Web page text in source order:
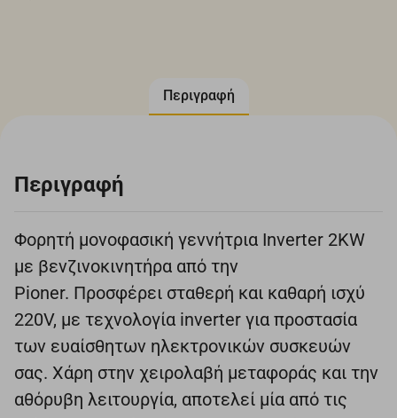
Περιγραφή
Περιγραφή
Φορητή μονοφασική γεννήτρια Inverter 2KW
με βενζινοκινητήρα από την
Pioner. Προσφέρει σταθερή και καθαρή ισχύ
220V, με τεχνολογία inverter για προστασία
των ευαίσθητων ηλεκτρονικών συσκευών
σας. Χάρη στην χειρολαβή μεταφοράς και την
αθόρυβη λειτουργία, αποτελεί μία από τις